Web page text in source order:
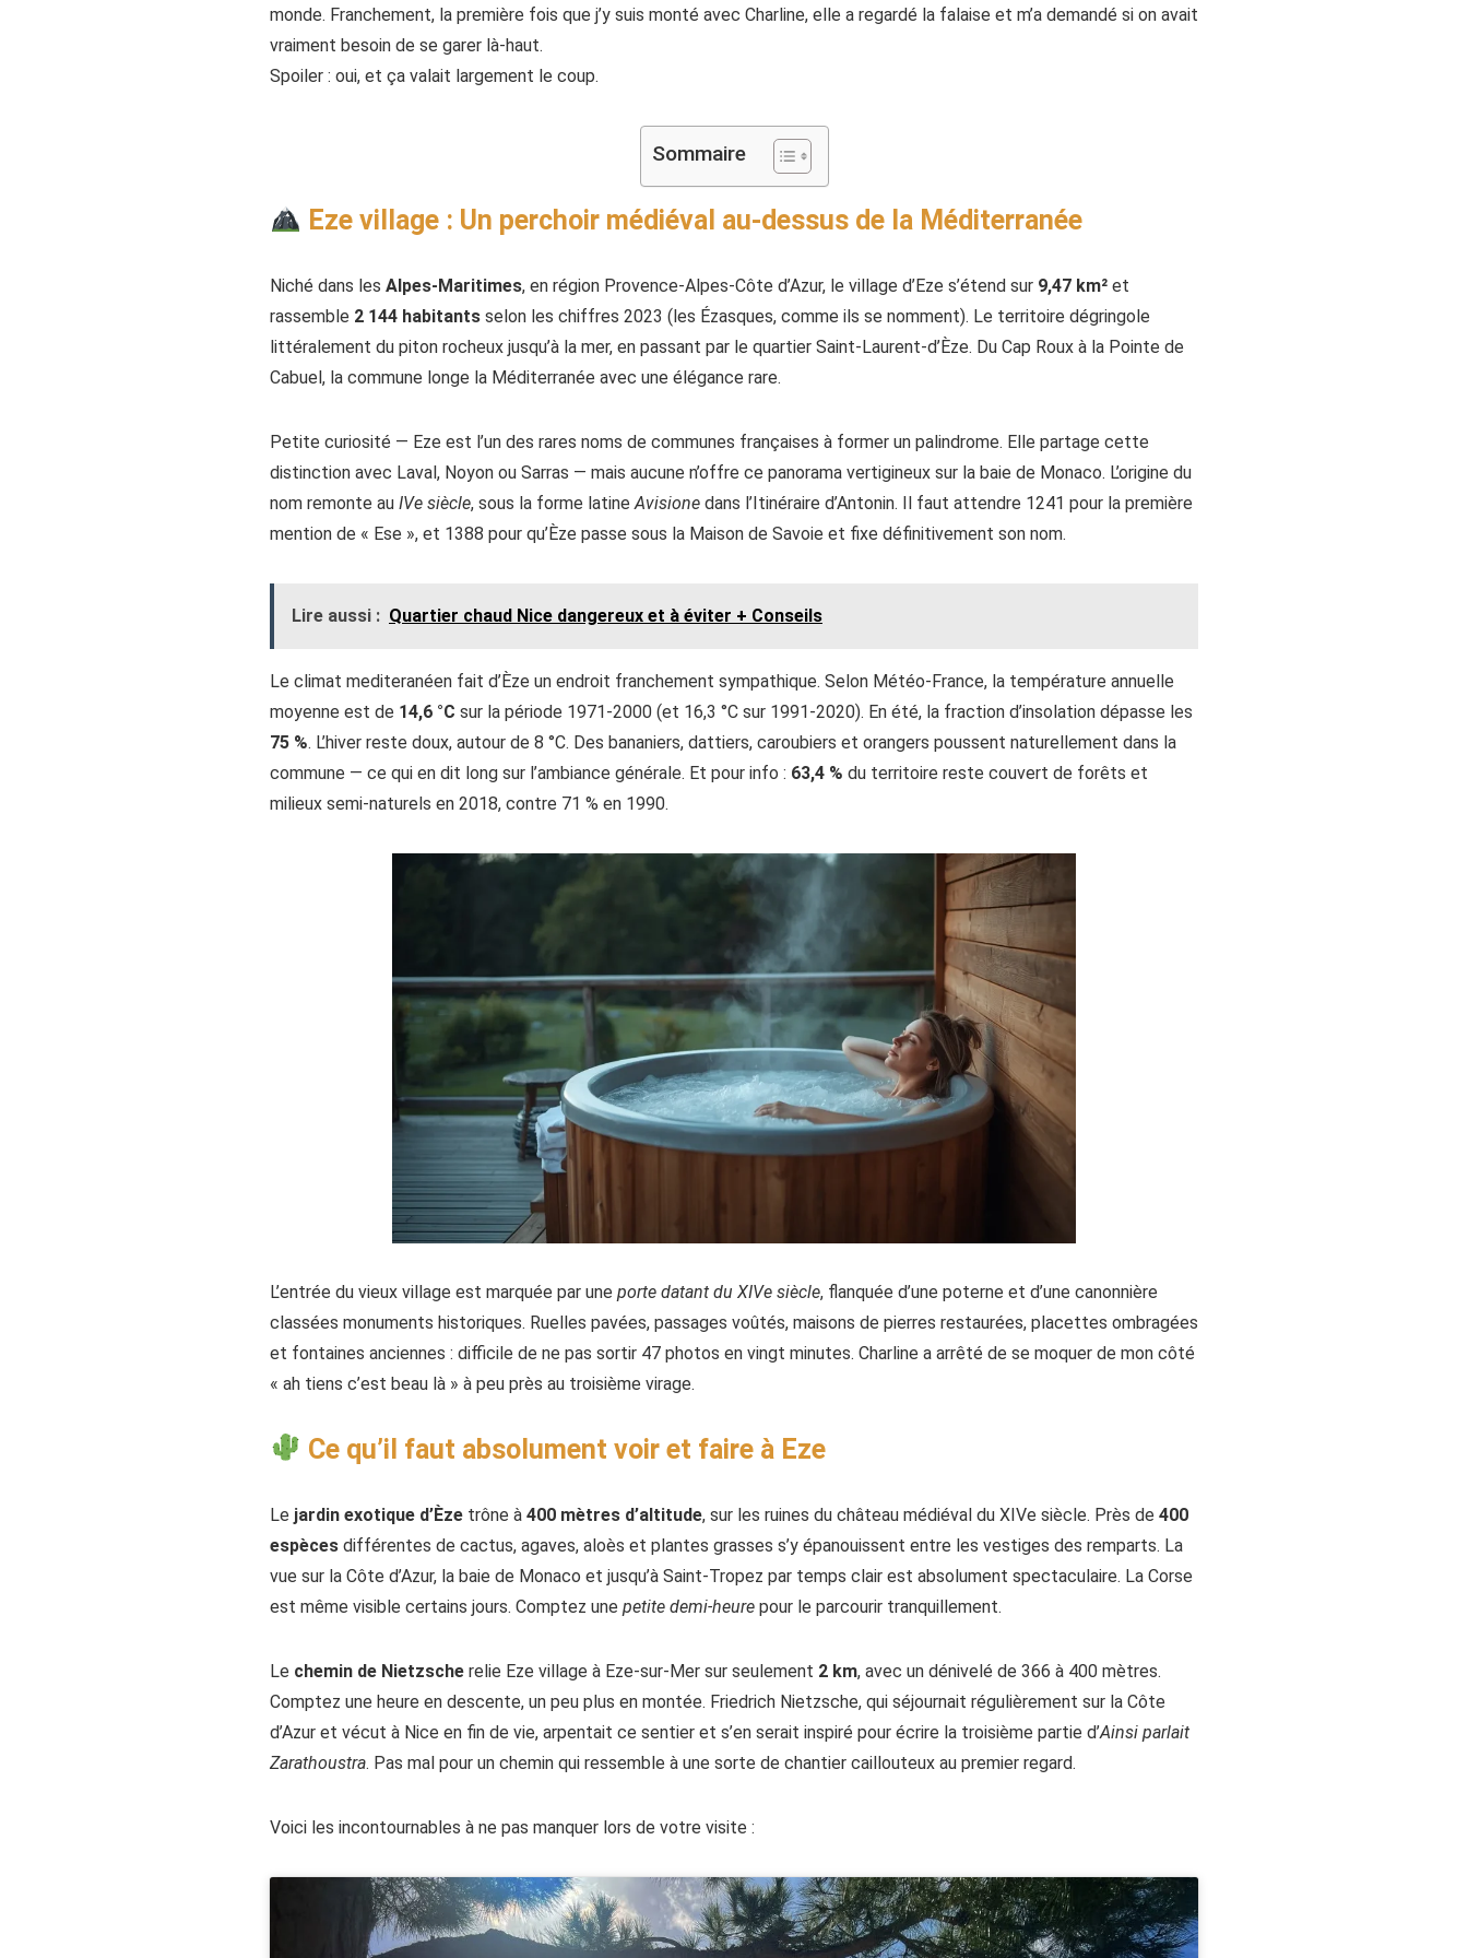
monde. Franchement, la première fois que j’y suis monté avec Charline, elle a regardé la falaise et m’a demandé si on avait
vraiment besoin de se garer là-haut.
Spoiler : oui, et ça valait largement le coup.
Sommaire
Eze village : Un perchoir médiéval au-dessus de la Méditerranée
Niché dans les Alpes-Maritimes, en région Provence-Alpes-Côte d’Azur, le village d’Eze s’étend sur 9,47 km² et
rassemble 2 144 habitants selon les chiffres 2023 (les Ézasques, comme ils se nomment). Le territoire dégringole
littéralement du piton rocheux jusqu’à la mer, en passant par le quartier Saint-Laurent-d’Èze. Du Cap Roux à la Pointe de
Cabuel, la commune longe la Méditerranée avec une élégance rare.
Petite curiosité — Eze est l’un des rares noms de communes françaises à former un palindrome. Elle partage cette
distinction avec Laval, Noyon ou Sarras — mais aucune n’offre ce panorama vertigineux sur la baie de Monaco. L’origine du
nom remonte au IVe siècle, sous la forme latineAvisione dans l’Itinéraire d’Antonin. Il faut attendre 1241 pour la première
mention de « Ese », et 1388 pour qu’Èze passe sous la Maison de Savoie et fixe définitivement son nom.
Lire aussi : Quartier chaud Nice dangereux et à éviter + Conseils
Le climat mediteranéen fait d’Èze un endroit franchement sympathique. Selon Météo-France, la température annuelle
moyenne est de 14,6 °C sur la période 1971-2000 (et 16,3 °C sur 1991-2020). En été, la fraction d’insolation dépasse les
75 %. L’hiver reste doux, autour de 8 °C. Des bananiers, dattiers, caroubiers et orangers poussent naturellement dans la
commune — ce qui en dit long sur l’ambiance générale. Et pour info : 63,4 % du territoire reste couvert de forêts et
milieux semi-naturels en 2018, contre 71 % en 1990.
L’entrée du vieux village est marquée par une porte datant du XIVe siècle, flanquée d’une poterne et d’une canonnière
classées monuments historiques. Ruelles pavées, passages voûtés, maisons de pierres restaurées, placettes ombragées
et fontaines anciennes : difficile de ne pas sortir 47 photos en vingt minutes. Charline a arrêté de se moquer de mon côté
« ah tiens c’est beau là » à peu près au troisième virage.
Ce qu’il faut absolument voir et faire à Eze
Le jardin exotique d’Èze trône à 400 mètres d’altitude, sur les ruines du château médiéval du XIVe siècle. Près de 400
espèces différentes de cactus, agaves, aloès et plantes grasses s’y épanouissent entre les vestiges des remparts. La
vue sur la Côte d’Azur, la baie de Monaco et jusqu’à Saint-Tropez par temps clair est absolument spectaculaire. La Corse
est même visible certains jours. Comptez une petite demi-heure pour le parcourir tranquillement.
Le chemin de Nietzsche relie Eze village à Eze-sur-Mer sur seulement 2 km, avec un dénivelé de 366 à 400 mètres.
Comptez une heure en descente, un peu plus en montée. Friedrich Nietzsche, qui séjournait régulièrement sur la Côte
d’Azur et vécut à Nice en fin de vie, arpentait ce sentier et s’en serait inspiré pour écrire la troisième partie d’Ainsi parlait
Zarathoustra. Pas mal pour un chemin qui ressemble à une sorte de chantier caillouteux au premier regard.
Voici les incontournables à ne pas manquer lors de votre visite :